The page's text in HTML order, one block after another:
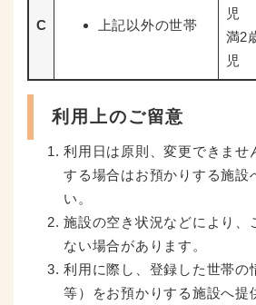
C 上記以外の世帯
児
満2
児
利用上のご留意
利用日は原則、変更できませ
する場合はお預かりする施設
い。
施設の空き状況などにより、
ない場合があります。
利用に際し、登録した世帯の
等）をお預かりする施設へ提